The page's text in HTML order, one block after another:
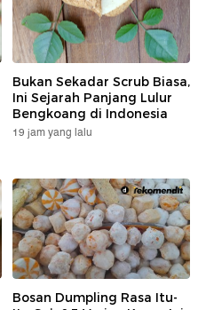
Bukan Sekadar Scrub Biasa,
Ini Sejarah Panjang Lulur
Bengkoang di Indonesia
19 jam yang lalu
Bosan Dumpling Rasa Itu-